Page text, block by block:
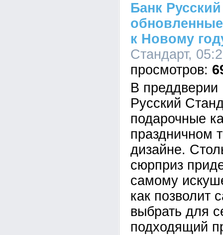
Банк
к Новому
Стандарт,
В преддверии
Русский
подарочные
праздничном
дизайне.
сюрприз
самому
как позволит
выбрать для
подходящий